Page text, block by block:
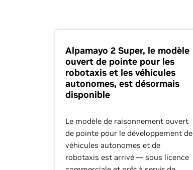
Alpamayo 2 Super, le modèle
ouvert de pointe pour les
robotaxis et les véhicules
autonomes, est désormais
disponible
Le modèle de raisonnement ouvert
de pointe pour le développement de
véhicules autonomes et de
robotaxis est arrivé — sous licence